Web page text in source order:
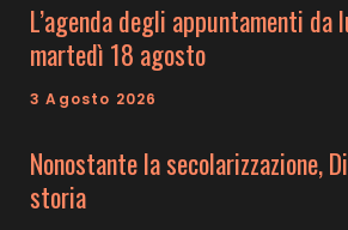
L’agenda degli appuntamenti da
martedì 18 agosto
3 Agosto 2026
Nonostante la secolarizzazione,
storia